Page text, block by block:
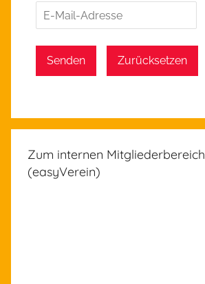
Senden Zurücksetzen
Zum internen Mitgliederbereich
(easyVerein)